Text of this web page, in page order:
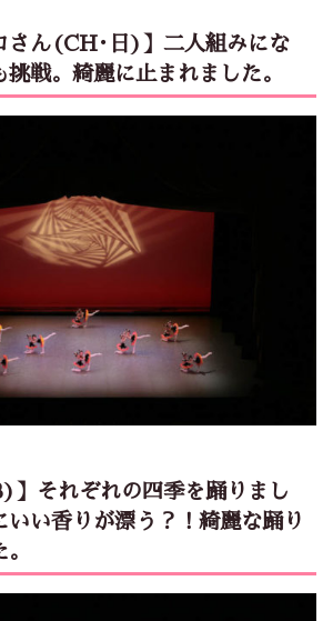
さん(CH･日)】二人組みにな
挑戦。綺麗に止まれました。
】それぞれの四季を踊りまし
いい香りが漂う？！綺麗な踊り